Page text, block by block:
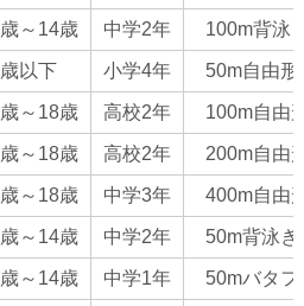
結果
水泳競技大会
会
会
とちぎ国体 出場者
水泳競技大会
大会 兼 国体選考会
～14歳 中学2年 100m背泳
以下 小学4年 50m自由形
～18歳 高校2年 100m自由
～18歳 高校2年 200m自由
～18歳 中学3年 400m自由
～14歳 中学2年 50m背泳ぎ
～14歳 中学1年 50mバタフ